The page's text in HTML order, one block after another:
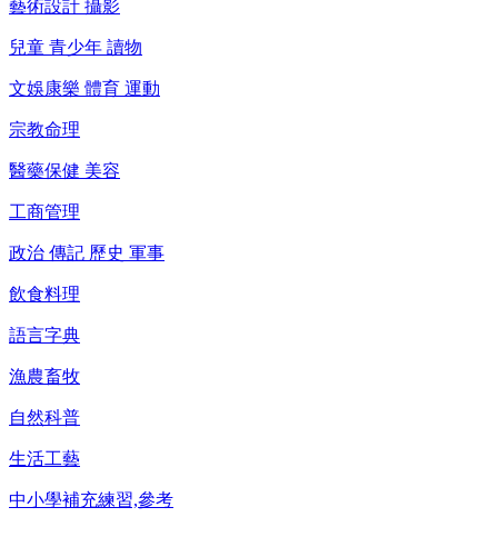
藝術設計 攝影
兒童 青少年 讀物
文娛康樂 體育 運動
宗教命理
醫藥保健 美容
工商管理
政治 傳記 歷史 軍事
飲食料理
語言字典
漁農畜牧
自然科普
生活工藝
中小學補充練習,參考